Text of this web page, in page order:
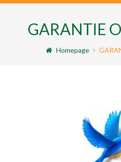
GARANTIE
Homepage